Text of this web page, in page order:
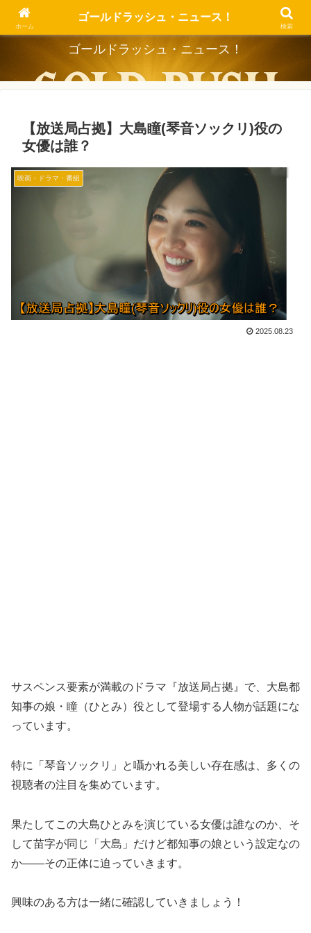
Dig the Trend, Strike the Gold.
ゴールドラッシュ・ニュース！
【放送局占拠】大島瞳(琴音ソックリ)役の
女優は誰？
映画・ドラマ・番組
2025.08.23
サスペンス要素が満載のドラマ『放送局占拠』で、大島都
知事の娘・瞳（ひとみ）役として登場する人物が話題にな
っています。
特に「琴音ソックリ」と囁かれる美しい存在感は、多くの
視聴者の注目を集めています。
果たしてこの大島ひとみを演じている女優は誰なのか、そ
して苗字が同じ「大島」だけど都知事の娘という設定なの
か――その正体に迫っていきます。
興味のある方は一緒に確認していきましょう！
ホーム
ゴールドラッシュ・ニュース！
検索